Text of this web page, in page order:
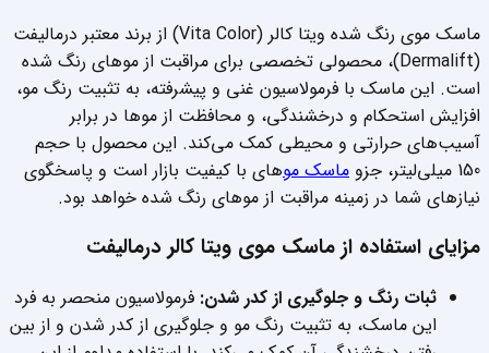
ماسک موی رنگ شده ویتا کالر (Vita Color) از برند معتبر درمالیفت
(Dermalift)، محصولی تخصصی برای مراقبت از موهای رنگ شده
است. این ماسک با فرمولاسیون غنی و پیشرفته، به تثبیت رنگ مو،
افزایش استحکام و درخشندگی، و محافظت از موها در برابر
آسیب‌های حرارتی و محیطی کمک می‌کند. این محصول با حجم
150 میلی‌لیتر، جزو
ماسک موهای با کیفیت بازار است و پاسخگوی
نیازهای شما در زمینه مراقبت از موهای رنگ شده خواهد بود.
مزایای استفاده از ماسک موی ویتا کالر درمالیفت
ثبات رنگ و جلوگیری از کدر شدن: فرمولاسیون منحصر به فرد
این ماسک، به تثبیت رنگ مو و جلوگیری از کدر شدن و از بین